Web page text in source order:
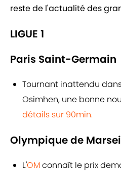
reste de l'actualité des
LIGUE 1
Paris Saint-Germain
Tournant inattendu
Osimhen, une bonne
détails sur 90min.
Olympique de
L'OMconnaît le prix